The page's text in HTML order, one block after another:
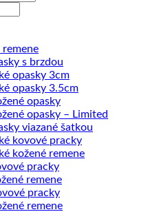
remene
s brzdou
opasky 3cm
opasky 3.5cm
opasky
opasky – Limited
viazané šatkou
kovové pracky
kožené remene
pracky
remene
pracky
remene